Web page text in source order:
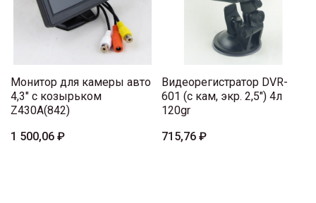
Монитор для камеры авто
4,3" с козырьком
Z430A(842)
1 500,06 ₽
Видеорегистратор DVR-
601 (с кам, экр. 2,5") 4л
120gr
715,76 ₽